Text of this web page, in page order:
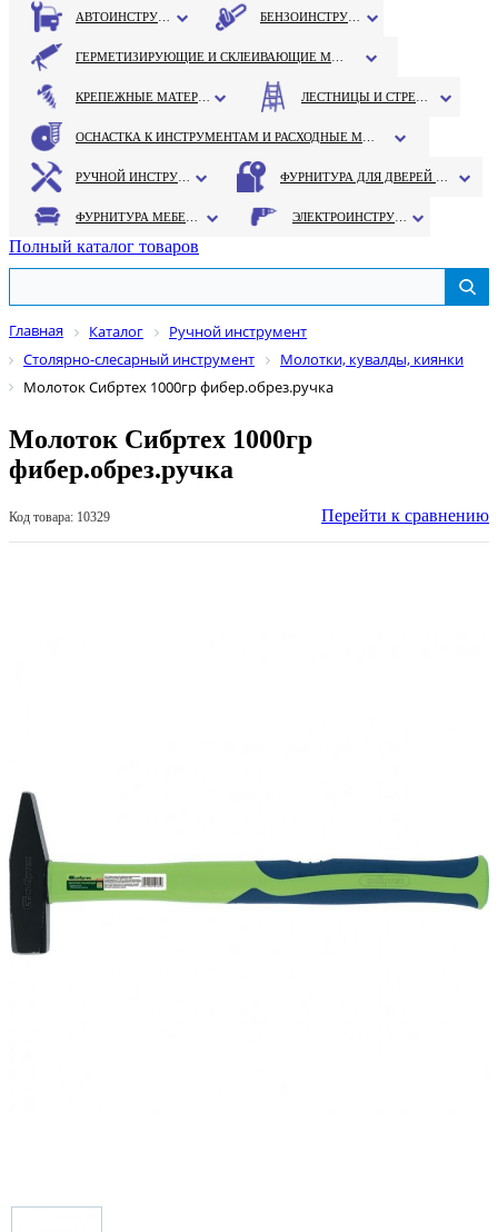
Полный каталог товаров
Главная Каталог
Ручной инструмент
Столярно-слесарный инструмент
Молотки, кувалды, киянки
Молоток Сибртех 1000гр фибер.обрез.ручка
Молоток Сибртех 1000гр
фибер.обрез.ручка
Код товара: 10329 Перейти к сравнению